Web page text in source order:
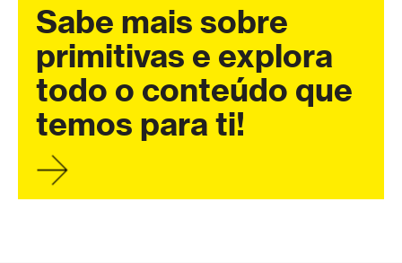
Sabe mais sobre
primitivas e explora
todo o conteúdo que
temos para ti!